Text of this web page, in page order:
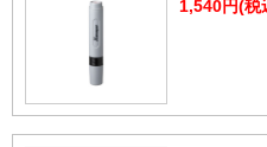
1,540円(税